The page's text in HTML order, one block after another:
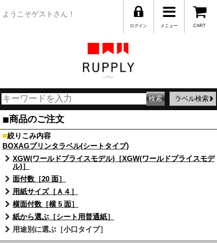
ようこそゲストさん！
CART
メニュー
ログイン
ラベル検索
■商品のご注文
■絞りこみ内容
BOXAGプリンタラベル(シートタイプ)
XGW(ワールドプライスモデル)［XGW(ワールドプライスモデ
ル)］
面付数［20 面］
用紙サイズ［Ａ４］
横面付数［横 5 面］
紙から選ぶ［シート用普通紙］
用途別に選ぶ［小口タイプ］